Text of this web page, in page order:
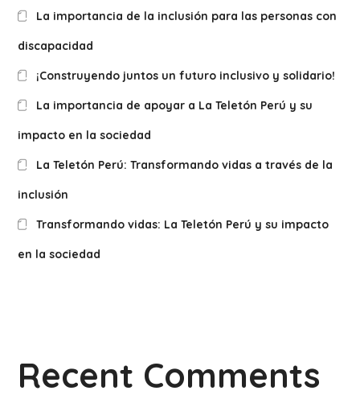
La importancia de la inclusión para las personas con
discapacidad
¡Construyendo juntos un futuro inclusivo y solidario!
La importancia de apoyar a La Teletón Perú y su
impacto en la sociedad
La Teletón Perú: Transformando vidas a través de la
inclusión
Transformando vidas: La Teletón Perú y su impacto
en la sociedad
Recent Comments